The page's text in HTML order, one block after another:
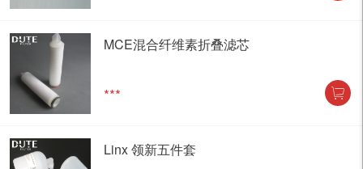
MCE混合纤维素折叠滤芯
***
Linx 领新五件套